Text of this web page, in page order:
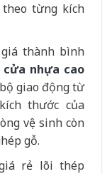
từng kích
thành bình
cửa nhựa cao
giao động từ
thước của
vệ sinh còn
gỗ.
rẻ lõi thép